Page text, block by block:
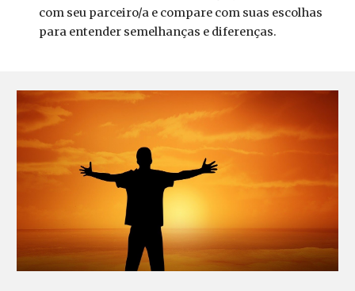
com seu parceiro/a e compare com suas escolhas
para entender semelhanças e diferenças.